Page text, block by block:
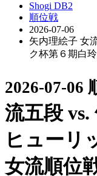
Shogi DB2
順位戦
2026-07-06
矢内理絵子 女
ク杯第６期白
2026-07-06
流五段 vs.
ヒューリ
女流順位